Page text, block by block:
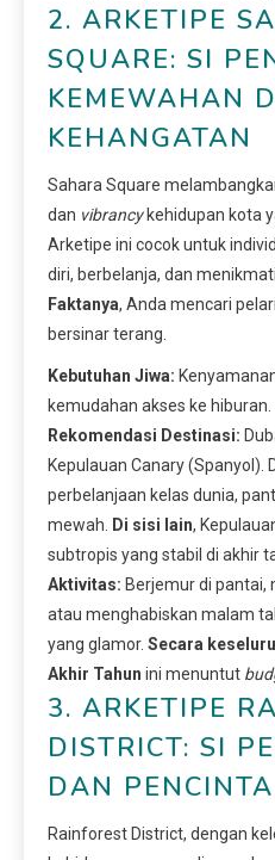
2. ARKETIPE
SQUARE: SI
KEMEWAHAN
KEHANGATAN
Sahara Square
dan vibrancykehidupan kota
Arketipe ini cocok untuk
diri, berbelanja, dan
Faktanya, Anda mencari
bersinar terang.
Kebutuhan Jiwa:
kemudahan akses ke hiburan.
Rekomendasi Destinasi:
Kepulauan Canary
perbelanjaan kelas dunia,
mewah.
Di sisi lain,
subtropis yang stabil di akhir
Aktivitas: Berjemur di pantai,
atau menghabiskan malam
yang glamor. Secara
Akhir Tahun ini menuntut
3. ARKETIPE
DISTRICT: SI
DAN
Rainforest District, dengan